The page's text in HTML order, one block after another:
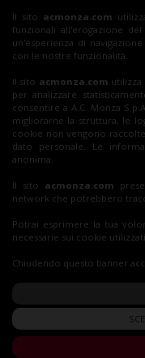
Il sito acmonza.com
funzionali all'erogazione
un'esperienza di
con le nostre funzionalità.
Il sito acmonza.com
per analizzare
consentire a A.C. Monza
migliorarne la struttura, le
cookie non vengono
dato personale. Le
anonima.
Il sito acmonza.com
network che potrebbero
Potrai esprimere la tua
necessarie sui cookie
Chiudendo questo banner